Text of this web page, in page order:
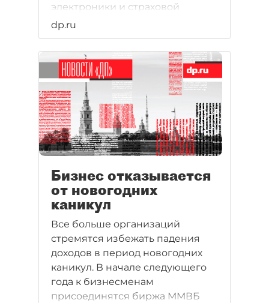
электроники и страховой
медицины. В этот раз обратим
внимание ещё на несколько
сфер.
dp.ru
Бизнес отказывается
от новогодних
каникул
Все больше организаций
стремятся избежать падения
доходов в период новогодних
каникул. В начале следующего
года к бизнесменам
присоединятся биржа ММВБ